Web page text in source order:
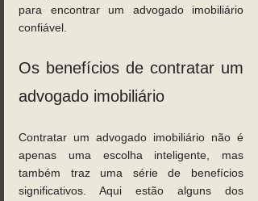
para encontrar um advogado imobiliário
confiável.
Os benefícios de contratar um
advogado imobiliário
Contratar um advogado imobiliário não é
apenas uma escolha inteligente, mas
também traz uma série de benefícios
significativos. Aqui estão alguns dos